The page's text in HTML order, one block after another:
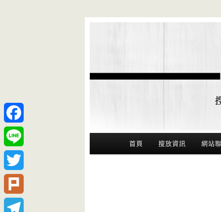
Main Menu
首頁 搜放資訊 網站
Facebook
Line
Twitter
Plurk